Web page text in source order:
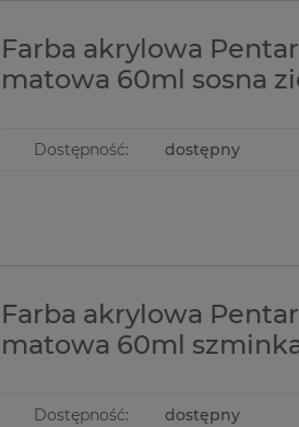
Farba akrylowa
matowa 60ml sosna
Dostępność: dostępny
Farba akrylowa
matowa 60ml
Dostępność: dostępny